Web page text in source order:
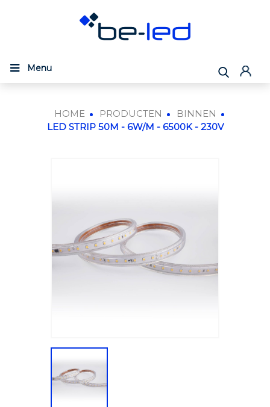
Menu
HOME PRODUCTEN
BINNEN
LED STRIP 50M - 6W/M - 6500K - 230V